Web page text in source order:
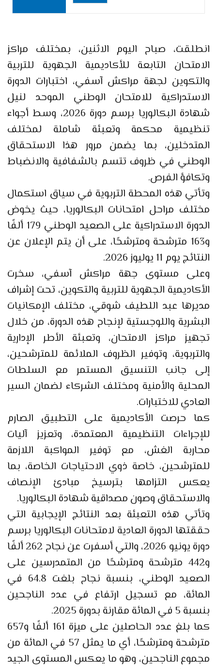
انطلقت، صباح اليوم الاثنين، بمختلف مراكز
الامتحان التابعة للأكاديمية الجهوية للتربية
والتكوين لجهة مراكش آسفي، اختبارات الدورة
الاستدراكية للامتحان الوطني الموحد لنيل
شهادة البكالوريا برسم دورة 2026، وسط أجواء
تنظيمية محكمة وتعبئة شاملة لمختلف
المتدخلين، بما يضمن مرور هذا الاستحقاق
الوطني في ظروف تتسم بالشفافية والانضباط
وتكافؤ الفرص.
وتأتي هذه المحطة التربوية في سياق استكمال
مختلف مراحل امتحانات البكالوريا، حيث يخوض
الدورة الاستدراكية على الصعيد الوطني 179 ألفًا
و163 مترشحة ومترشحًا، على أن يتم الإعلان عن
النتائج يوم 11 يوليوز 2026.
وعلى مستوى جهة مراكش آسفي، سخرت
الأكاديمية الجهوية للتربية والتكوين، تحت إشراف
مديرها عبد اللطيف شوقي، مختلف الإمكانيات
البشرية واللوجستية لإنجاح هذه الدورة، من خلال
تجهيز مراكز الامتحان، وتعبئة الأطر الإدارية
والتربوية، وتوفير الظروف الملائمة للمترشحين،
إلى جانب التنسيق المستمر مع السلطات
المحلية والأمنية ومختلف الشركاء لضمان السير
العادي للاختبارات.
كما حرصت الأكاديمية على التطبيق الصارم
للإجراءات التنظيمية المعتمدة، وتعزيز آليات
محاربة الغش، مع توفير المواكبة اللازمة
للمترشحين، خاصة ذوي الاحتياجات الخاصة، بما
يعكس التزامها بترسيخ مبادئ الإنصاف
والاستحقاق وصون مصداقية شهادة البكالوريا.
وتأتي هذه التعبئة بعد النتائج الإيجابية التي
حققتها الدورة العادية لامتحانات البكالوريا برسم
دورة يونيو 2026، والتي أسفرت عن نجاح 262 ألفًا
و442 مترشحة ومترشحًا من المتمدرسين على
الصعيد الوطني، بنسبة نجاح بلغت 64.8 في
المائة، مع تسجيل ارتفاع في عدد الناجحين
بنسبة 5 في المائة مقارنة بدورة 2025.
كما بلغ عدد الحاصلين على ميزة 161 ألفًا و657
مترشحة ومترشحًا، أي ما يمثل 57 في المائة من
مجموع الناجحين، وهو ما يعكس المستوى الجيد